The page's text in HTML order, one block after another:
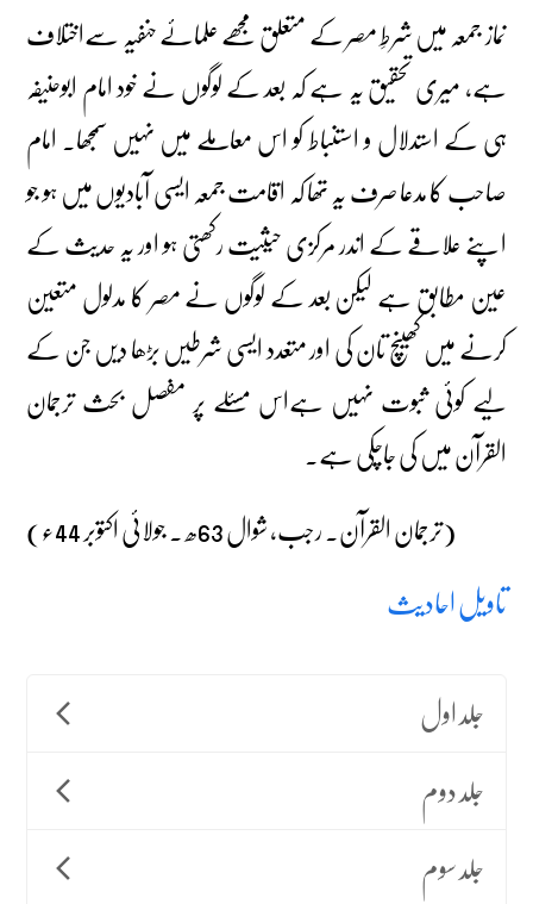
نماز جمعہ میں شرطِ مصر کے متعلق مجھے علمائے حنفیہ سےاختلاف
ہے، میری تحقیق یہ ہے کہ بعد کے لوگوں نے خود امام ابوحنیفہ
ہی کے استدلال و استنباط کو اس معاملے میں نہیں سمجھا۔ امام
صاحب کا مدعا صرف یہ تھا کہ اقامت جمعہ ایسی آبادیوں میں ہو جو
اپنے علاقے کے اندر مرکزی حیثیت رکھتی ہو اور یہ حدیث کے
عین مطابق ہے لیکن بعد کے لوگوں نے مصر کا مدلول متعین
کرنے میں کھینچ تان کی اور متعدد ایسی شرطیں بڑھا دیں جن کے
لیے کوئی ثبوت نہیں ہےاس مسئلے پر مفصل بحث ترجمان
القرآن میں کی جاچکی ہے۔
(ترجمان القرآن۔ رجب، شوال 63ھ ۔ جولائی اکتوبر 44ء)
تاویل احادیث
جلد اول
جلد دوم
جلد سوم